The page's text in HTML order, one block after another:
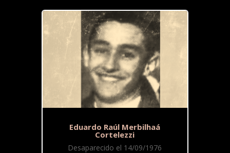
Eduardo Raúl Merbilhaá
Cortelezzi
Desaparecido el 14/09/1976